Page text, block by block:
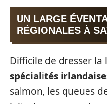
UN LARGE
RÉGIONALES À
Difficile de dresser la
spécialités
salmon, les queues